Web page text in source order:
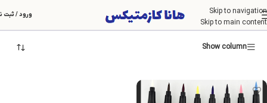
Skip to navigation
Skip to main content
ورود / ثبت یانگمی
Show column